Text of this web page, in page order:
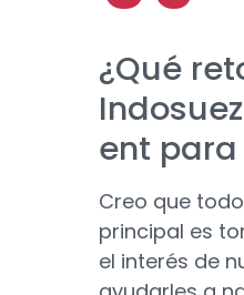
¿Qué
ent para
Creo que
principal es
el interés de